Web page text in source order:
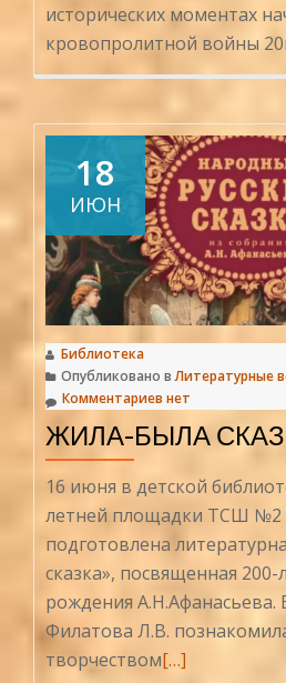
исторических моментах
кровопролитной войны
18
ИЮН
Библиотека
Опубликовано вЛитературные
Комментариев нет
ЖИЛА-БЫЛА
16 июня в детской
летней площадки ТСШ №2
подготовлена
сказка», посвященная
рождения А.Н.Афанасьева.
Филатова Л.В.
творчествомЧитать
[…]